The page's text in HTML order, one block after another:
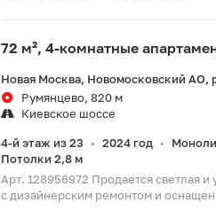
72 м², 4-комнатные
Новая Москва, Новомосковский АО,
Румянцево, 820 м
Киевское шоссе
4-й этаж из 23 • 2024 год •
Потолки 2,8 м
Арт. 128956972 Продается светлая
с дизайнерским ремонтом и